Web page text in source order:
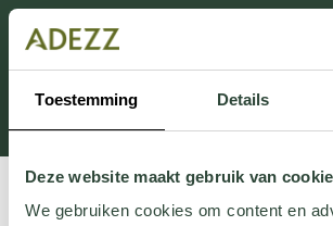
Toestemming Details
Deze website maakt gebruik van
We gebruiken cookies om content en
Cette section est actuellement en
Si vous manquez des informations,
appeler au +31 413 395 295 ou nous